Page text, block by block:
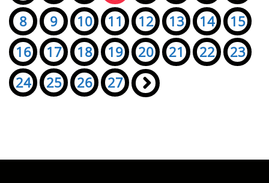
8
9 10 11 12 13 14
15
16
17 18 19 20 21 22
23
24
25 26 27 »